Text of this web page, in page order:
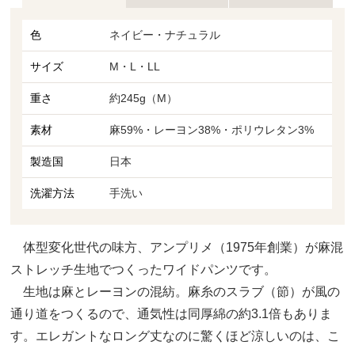
色 ネイビー・ナチュラル
サイズ M・L・LL
重さ 約245g（M）
素材 麻59%・レーヨン38%・ポリウレタン3%
製造国 日本
洗濯方法 手洗い
体型変化世代の味方、アンプリメ（1975年創業）が麻混
ストレッチ生地でつくったワイドパンツです。
生地は麻とレーヨンの混紡。麻糸のスラブ（節）が風の
通り道をつくるので、通気性は同厚綿の約3.1倍もありま
す。エレガントなロング丈なのに驚くほど涼しいのは、こ